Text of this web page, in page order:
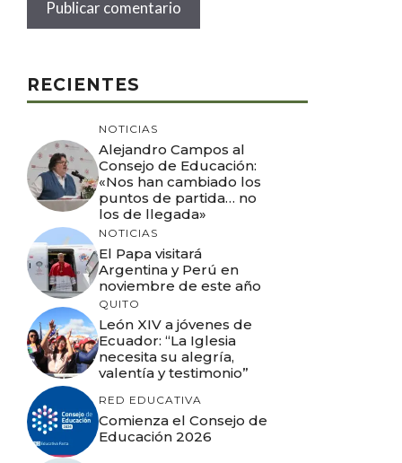
RECIENTES
NOTICIAS
Alejandro Campos al
Consejo de Educación:
«Nos han cambiado los
puntos de partida… no
los de llegada»
NOTICIAS
El Papa visitará
Argentina y Perú en
noviembre de este año
QUITO
León XIV a jóvenes de
Ecuador: “La Iglesia
necesita su alegría,
valentía y testimonio”
RED EDUCATIVA
Comienza el Consejo de
Educación 2026